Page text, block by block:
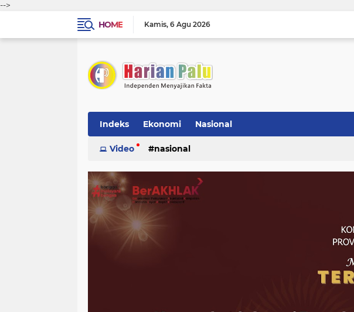
-->
HOME
Kamis 6 Agu 2026
Indeks Ekonomi Nasional
Video nasional